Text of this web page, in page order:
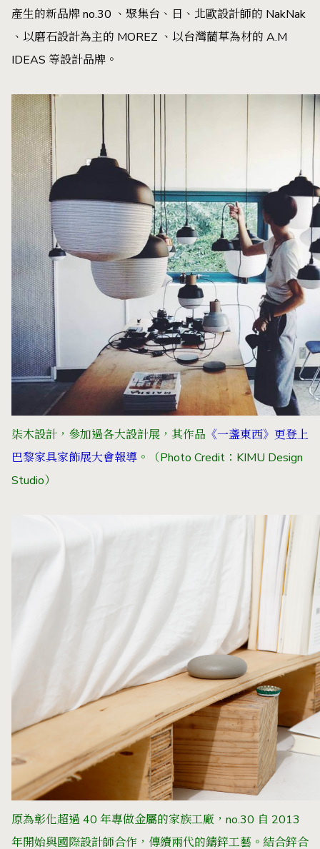
產生的新品牌 no.30 、聚集台、日、北歐設計師的 NakNak
、以磨石設計為主的 MOREZ 、以台灣藺草為材的 A.M
IDEAS 等設計品牌。
柒木設計，參加過各大設計展，其作品 《一盞東西》更登上
巴黎家具家飾展大會報導 。（Photo Credit：KIMU Design
Studio）
原為彰化超過 40 年專做金屬的家族工廠，no.30 自 2013
年開始與國際設計師合作，傳續兩代的鑄鋅工藝。結合鋅合